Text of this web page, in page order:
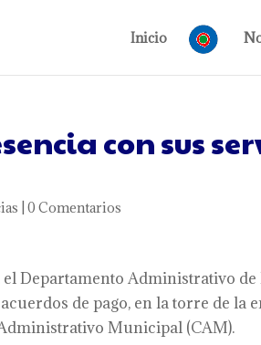
Inicio
con sus
|0 Comentarios
Departamento Administrativo
de pago, en la torre de la
Municipal (CAM).